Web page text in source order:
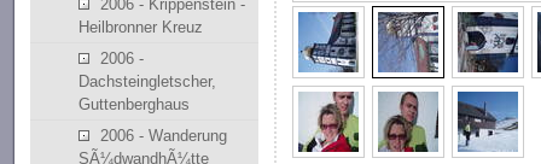
2006 - Krippenstein -
Heilbronner Kreuz
2006 -
Dachsteingletscher,
Guttenberghaus
2006 - Wanderung
SÃ¼dwandhÃ¼tte